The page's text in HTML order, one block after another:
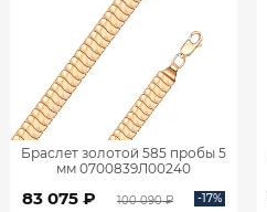
Браслет золотой 585 пробы 5
мм 0700839Л00240
83 075 ₽ 100 090 ₽ -17%